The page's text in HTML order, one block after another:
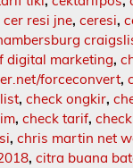
cer resi jne, ceresi,
digital marketing,
forceconvert,
, check ongkir,
, check tarif,
, chris martin net
, citra buana